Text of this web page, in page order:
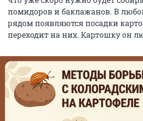
помидоров и баклажанов. В
рядом появляются посадки
переходит на них. Картошку он